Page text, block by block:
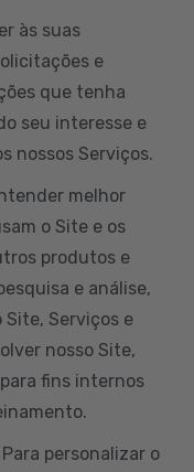
às suas
e
que tenha
seu interesse e
nossos Serviços.
melhor
o Site e os
produtos e
e análise,
Site, Serviços e
nosso Site,
fins internos
Para personalizar o